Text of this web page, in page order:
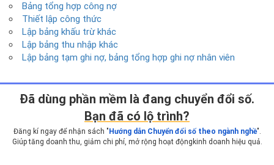
Bảng tổng hợp công nợ
Thiết lập công thức
Lập bảng khấu trừ khác
Lập bảng thu nhập khác
Lập bảng tạm ghi nợ, bảng tổng hợp ghi nợ nhân viên
Ðã dùng phần mềm là đang chuyển đổi số.
Bạn đã có lộ trình?
Đăng kí ngay để nhận sách " Hướng dẫn Chuyển đổi số theo ngành nghề".
Giúp tăng doanh thu, giảm chi phí, mở rộng hoạt động kinh doanh hiệu quả.